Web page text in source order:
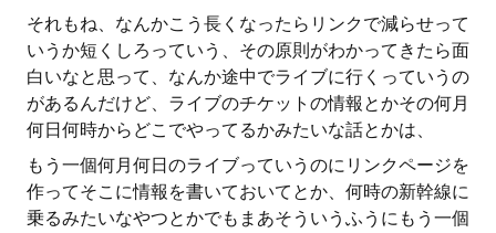
それもね、なんかこう長くなったらリンクで減らせって
いうか短くしろっていう、その原則がわかってきたら面
白いなと思って、なんか途中でライブに行くっていうの
があるんだけど、ライブのチケットの情報とかその何月
何日何時からどこでやってるかみたいな話とかは、
もう一個何月何日のライブっていうのにリンクページを
作ってそこに情報を書いておいてとか、何時の新幹線に
乗るみたいなやつとかでもまあそういうふうにもう一個